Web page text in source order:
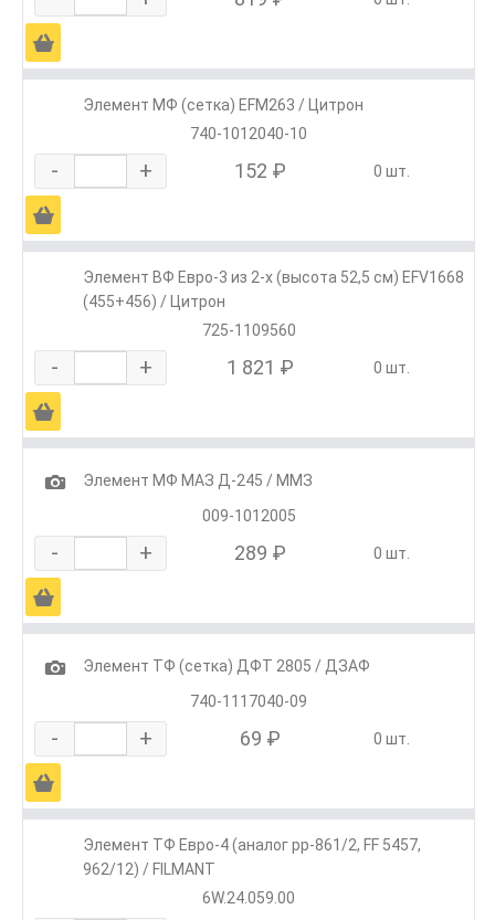
Ä
Элемент МФ (сетка) EFM263 / Цитрон
740-1012040-10
- + 152 ₽ 0 шт.
Ä
Элемент ВФ Евро-3 из 2-х (высота 52,5 см) EFV1668
(455+456) / Цитрон
725-1109560
- + 1 821 ₽ 0 шт.
Ä
1
Элемент МФ МАЗ Д-245 / ММЗ
009-1012005
- + 289 ₽ 0 шт.
Ä
1
Элемент ТФ (сетка) ДФТ 2805 / ДЗАФ
740-1117040-09
- + 69 ₽ 0 шт.
Ä
Элемент ТФ Евро-4 (аналог pp-861/2, FF 5457,
962/12) / FILMANT
6W.24.059.00